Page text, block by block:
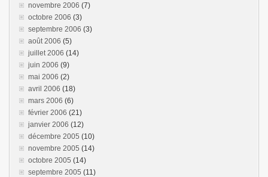
novembre 2006 (7)
octobre 2006 (3)
septembre 2006 (3)
août 2006 (5)
juillet 2006 (14)
juin 2006 (9)
mai 2006 (2)
avril 2006 (18)
mars 2006 (6)
février 2006 (21)
janvier 2006 (12)
décembre 2005 (10)
novembre 2005 (14)
octobre 2005 (14)
septembre 2005 (11)